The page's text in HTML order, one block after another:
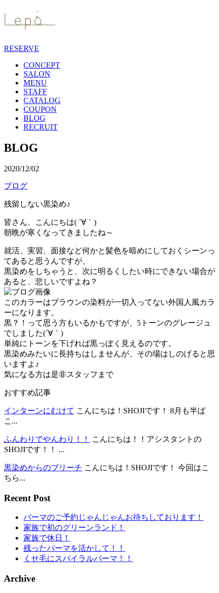
RESERVE
CONCEPT
SALON
MENU
STAFF
CATALOG
COUPON
BLOG
RECRUIT
BLOG
2020/12/02
ブログ
残留しない黒染め♪
皆さん、こんにちは( ´∀｀)
朝晩が寒くなってきましたね～
就活、実習、面接など何かと髪色を暗めにしておくシーンっ
てあると思うんですが、
黒染めをしちゃうと、次に明るくしたい時にできない場合が
あると、悲しいですよね？
このカラーはブラウンの染料が一切入ってない外国人風カラ
ーになります。
黒？！って思う方もいるかもですが、5トーンのグレージュ
でしました(´∀｀)
単純にトーンを下げれば黒っぽく見えるのです。
黒染めみたいに長持ちはしませんが、その場はしのげると思
いますよ♪
気になる方は是非スタッフまで
おすすめ記事
インターンにむけて こんにちは！SHOJIです！ 8月も半ば
こ...
ふんわりでやんわり！！
こんにちは！！アシスタントの
SHOJIです！！ ...
黒染めからのブリーチ こんにちは！SHOJIです！ 今回はこ
ちら...
Recent Post
パーマのご予約じゃんじゃんお待ちしております！
家族で初のグリーンランド！
家族で休日！
残ったパーマを活かして！！
くせ毛にスパイラルパーマ！！
Archive